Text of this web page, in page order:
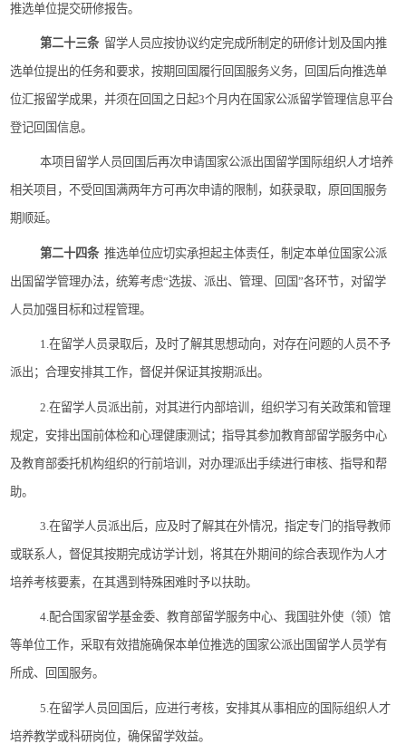
推选单位提交研修报告。
第二十三条 留学人员应按协议约定完成所制定的研修计划及国内推
选单位提出的任务和要求，按期回国履行回国服务义务，回国后向推选单
位汇报留学成果，并须在回国之日起3个月内在国家公派留学管理信息平台
登记回国信息。
本项目留学人员回国后再次申请国家公派出国留学国际组织人才培养
相关项目，不受回国满两年方可再次申请的限制，如获录取，原回国服务
期顺延。
第二十四条 推选单位应切实承担起主体责任，制定本单位国家公派
出国留学管理办法，统筹考虑“选拔、派出、管理、回国”各环节，对留学
人员加强目标和过程管理。
1.在留学人员录取后，及时了解其思想动向，对存在问题的人员不予
派出；合理安排其工作，督促并保证其按期派出。
2. 在留学人员派出前，对其进行内部培训，组织学习有关政策和管理
规定，安排出国前体检和心理健康测试；指导其参加教育部留学服务中心
及教育部委托机构组织的行前培训，对办理派出手续进行审核、指导和帮
助。
3.在留学人员派出后，应及时了解其在外情况，指定专门的指导教师
或联系人，督促其按期完成访学计划，将其在外期间的综合表现作为人才
培养考核要素，在其遇到特殊困难时予以扶助。
4.配合国家留学基金委、教育部留学服务中心、我国驻外使（领）馆
等单位工作，采取有效措施确保本单位推选的国家公派出国留学人员学有
所成、回国服务。
5. 在留学人员回国后，应进行考核，安排其从事相应的国际组织人才
培养教学或科研岗位，确保留学效益。